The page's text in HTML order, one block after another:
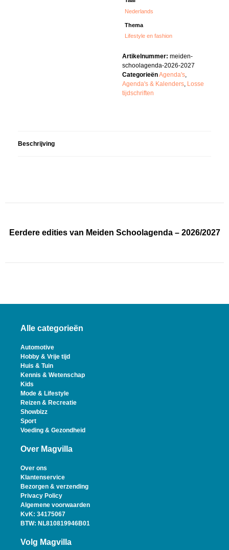
Nederlands
Thema
Lifestyle en fashion
Artikelnummer: meiden-
schoolagenda-2026-2027
CategorieënAgenda's,
Agenda's & Kalenders, Losse
tijdschriften
Beschrijving
Eerdere edities van Meiden Schoolagenda – 2026/2027
Alle categorieën
Automotive
Hobby & Vrije tijd
Huis & Tuin
Kennis & Wetenschap
Kids
Mode & Lifestyle
Reizen & Recreatie
Showbizz
Sport
Voeding & Gezondheid
Over Magvilla
Over ons
Klantenservice
Bezorgen & verzending
Privacy Policy
Algemene voorwaarden
KvK: 34175067
BTW: NL810819946B01
Volg Magvilla